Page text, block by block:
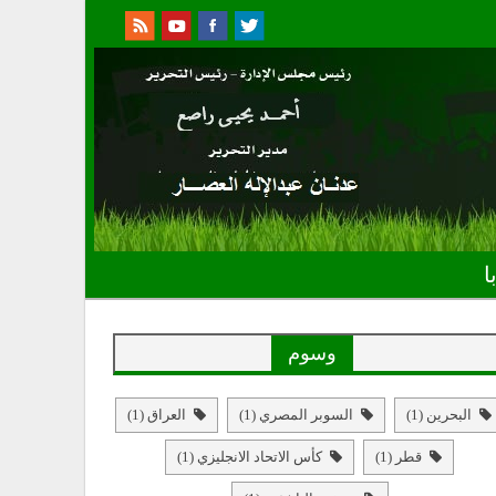
وسوم
البحرين (1) السوبر المصري (1) العراق (1)
قطر (1) كأس الاتحاد الانجليزي (1)